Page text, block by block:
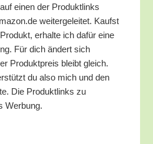
einen der Pro­dukt­links
wei­ter­ge­lei­tet. Kaufst
erhal­te ich dafür eine
Für dich ändert sich
Pro­dukt­preis bleibt gleich.
du also mich und den
Die Pro­dukt­links zu
Werbung.